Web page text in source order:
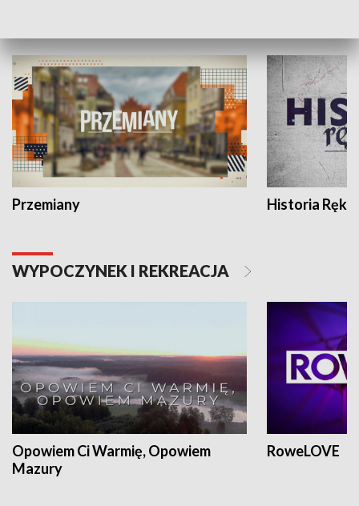
Przemiany Historia Ręką
WYPOCZYNEK I REKREACJA
Opowiem Ci Warmię, Opowiem
Mazury
RoweLOVE